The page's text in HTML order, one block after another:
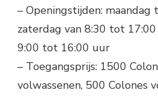
– Openingstijden:
zaterdag van 8:30 tot
9:00 tot 16:00 uur
– Toegangsprijs: 1500
volwassenen, 500 Colones